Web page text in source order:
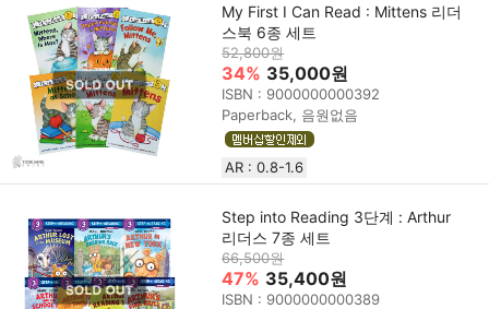
My First I Can Read : Mittens 리더
스북 6종 세트
52,800원
34% 35,000원
ISBN : 9000000000392
Paperback, 음원없음
AR : 0.8-1.6
Step into Reading 3단계 : Arthur
리더스 7종 세트
66,500원
47% 35,400원
ISBN : 9000000000389